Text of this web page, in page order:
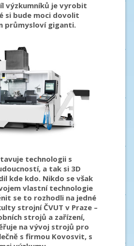
výzkumníků je vyrobit
si bude moci dovolit
průmysloví giganti.
technologii s
a tak si 3D
kde kdo. Nikdo se však
vlastní technologie
se to rozhodli na jedné
strojní ČVUT v Praze –
strojů a zařízení,
na vývoj strojů pro
s firmou Kovosvit, s